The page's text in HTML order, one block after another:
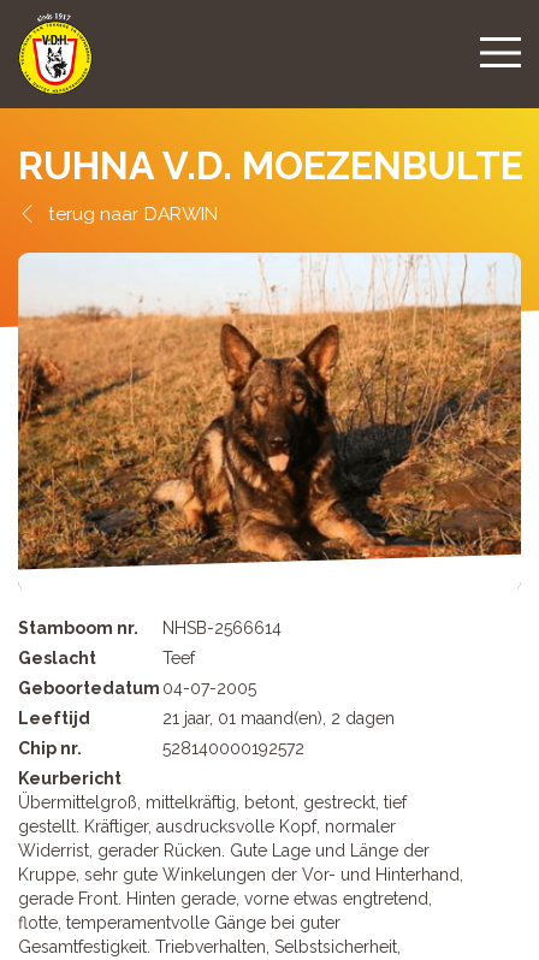
RUHNA V.D. MOEZENBULTE
DARWIN
Stamboom nr.
NHSB-2566614
Geslacht
Teef
Geboortedatum 04-07-2005
Leeftijd
21 jaar, 01 maand(en), 2 dagen
Chip nr.
528140000192572
Keurbericht
Übermittelgroß, mittelkräftig, betont, gestreckt, tief
gestellt. Kräftiger, ausdrucksvolle Kopf, normaler
Widerrist, gerader Rücken. Gute Lage und Länge der
Kruppe, sehr gute Winkelungen der Vor- und Hinterhand,
gerade Front. Hinten gerade, vorne etwas engtretend,
flotte, temperamentvolle Gänge bei guter
Gesamtfestigkeit. Triebverhalten, Selbstsicherheit,